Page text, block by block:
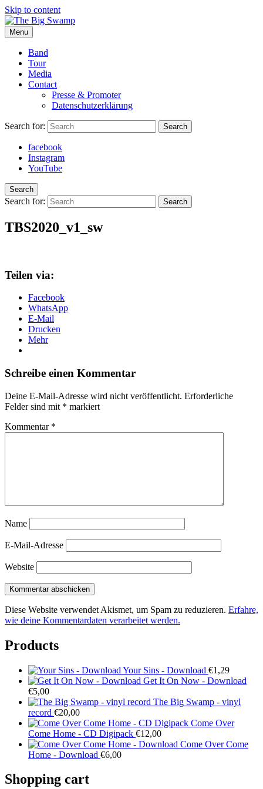
Skip to content
The Big Swamp
Swamp Rock | Delta Blues | Southern Rock
Menu
Band
Tour
Media
Contact
Presse & Promoter
Datenschutzerklärung
Search for: Search
facebook
Instagram
YouTube
Search
Search for: Search
TBS2020_v1_sw
Teilen via:
Facebook
WhatsApp
E-Mail
Drucken
Mehr
Schreibe einen Kommentar
Deine E-Mail-Adresse wird nicht veröffentlicht. Erforderliche
Felder sind mit * markiert
Kommentar *
Name
E-Mail-Adresse
Website
Diese Website verwendet Akismet, um Spam zu reduzieren. Erfahre,
wie deine Kommentardaten verarbeitet werden.
Products
Your Sins - Download €1,29
Get It On Now - Download
€5,00
The Big Swamp - vinyl
record €20,00
Come Over
Come Home - CD Digipack €12,00
Come Over Come
Home - Download €6,00
Shopping cart